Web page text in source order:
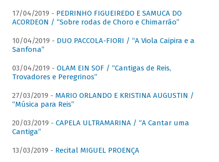
17/04/2019 - PEDRINHO FIGUEIREDO E SAMUCA DO
ACORDEON / “Sobre rodas de Choro e Chimarrão”
10/04/2019 - DUO PACCOLA-FIORI / “A Viola Caipira e a
Sanfona”
03/04/2019 - OLAM EIN SOF / “Cantigas de Reis,
Trovadores e Peregrinos”
27/03/2019 - MARIO ORLANDO E KRISTINA AUGUSTIN /
“Música para Reis”
20/03/2019 - CAPELA ULTRAMARINA / “A Cantar uma
Cantiga”
13/03/2019 - Recital MIGUEL PROENÇA